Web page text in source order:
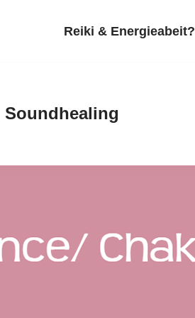
Reiki & Energieabeit?
Soundhealing